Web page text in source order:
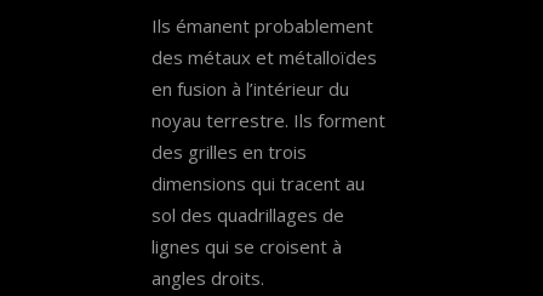
Ils émanent probablement
des métaux et métalloïdes
en fusion à l’intérieur du
noyau terrestre. Ils forment
des grilles en trois
dimensions qui tracent au
sol des quadrillages de
lignes qui se croisent à
angles droits.